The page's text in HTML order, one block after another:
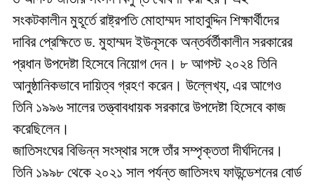
সংকটকালীন মুহূর্তে রাষ্ট্রপতি মোহাম্মদ সাহাবুদ্দিন শিক্ষার্থীদের
দাবির প্রেক্ষিতে ড. মুহাম্মদ ইউনূসকে অন্তর্বর্তীকালীন সরকারের
প্রধান উপদেষ্টা হিসেবে নিয়োগ দেন। ৮ আগস্ট ২০২৪ তিনি
আনুষ্ঠানিকভাবে দায়িত্ব গ্রহণ করেন। উল্লেখ্য, এর আগেও
তিনি ১৯৯৬ সালের তত্ত্বাবধায়ক সরকারে উপদেষ্টা হিসেবে কাজ
করেছিলেন।
জাতিসংঘের বিভিন্ন সংস্থার সঙ্গে তাঁর সম্পৃক্ততা দীর্ঘদিনের।
তিনি ১৯৯৮ থেকে ২০২১ সাল পর্যন্ত জাতিসংঘ ফাউন্ডেশনের বোর্ড